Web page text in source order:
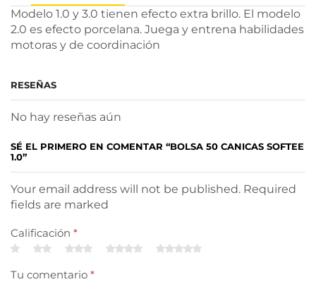
Modelo 1.0 y 3.0 tienen efecto extra brillo. El modelo
2.0 es efecto porcelana. Juega y entrena habilidades
motoras y de coordinación
RESEÑAS
No hay reseñas aún
SÉ EL PRIMERO EN COMENTAR “BOLSA 50 CANICAS SOFTEE
1.0”
Your email address will not be published. Required
fields are marked
Calificación *
Tu comentario *